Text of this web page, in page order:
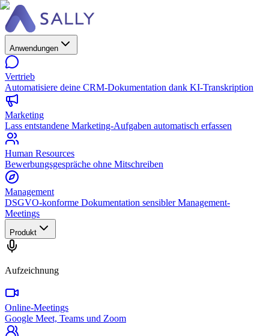
Anwendungen
Vertrieb
Automatisiere deine CRM-Dokumentation dank KI-Transkription
Marketing
Lass entstandene Marketing-Aufgaben automatisch erfassen
Human Resources
Bewerbungsgespräche ohne Mitschreiben
Management
DSGVO-konforme Dokumentation sensibler Management-
Meetings
Produkt
Aufzeichnung
Online-Meetings
Google Meet, Teams und Zoom